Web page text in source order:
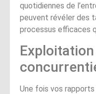
quotidiennes de
peuvent révéler des
processus efficaces
Une fois vos